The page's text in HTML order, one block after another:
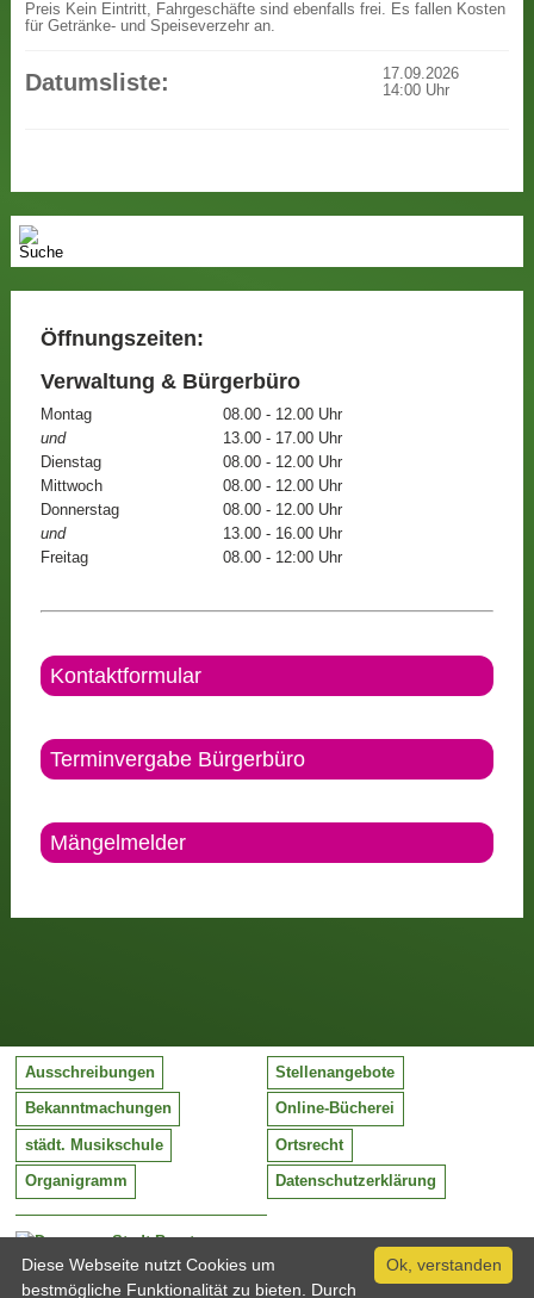
Preis Kein Eintritt, Fahrgeschäfte sind ebenfalls frei. Es fallen Kosten
für Getränke- und Speiseverzehr an.
Datumsliste:
17.09.2026
14:00 Uhr
Öffnungszeiten:
Verwaltung & Bürgerbüro
Montag
08.00 - 12.00 Uhr
und
13.00 - 17.00 Uhr
Dienstag
08.00 - 12.00 Uhr
Mittwoch
08.00 - 12.00 Uhr
Donnerstag
08.00 - 12.00 Uhr
und
13.00 - 16.00 Uhr
Freitag
08.00 - 12:00 Uhr
Kontaktformular
Terminvergabe Bürgerbüro
Mängelmelder
Stadt Barntrup
Mittelstraße 38
32683 Barntrup
Ausschreibungen Stellenangebote
Bekanntmachungen Online-Bücherei
städt. Musikschule Ortsrecht
Organigramm Datenschutzerklärung
Ok, verstanden
Diese Webseite nutzt Cookies um
bestmögliche Funktionalität zu bieten. Durch